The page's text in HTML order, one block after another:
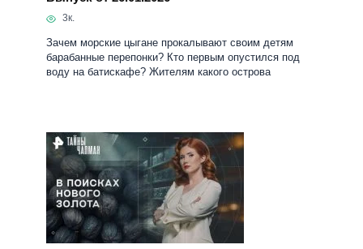
В поисках нового золота. Тайны Чапман.
Выпуск от 23.01.2026
2.9к.
Почему стоимость муската в 16 веке была
заоблачной? Почему император Нерон на похоронах